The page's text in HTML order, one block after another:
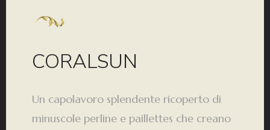
CORALSUN
Un capolavoro splendente ricoperto di
minuscole perline e paillettes che creano